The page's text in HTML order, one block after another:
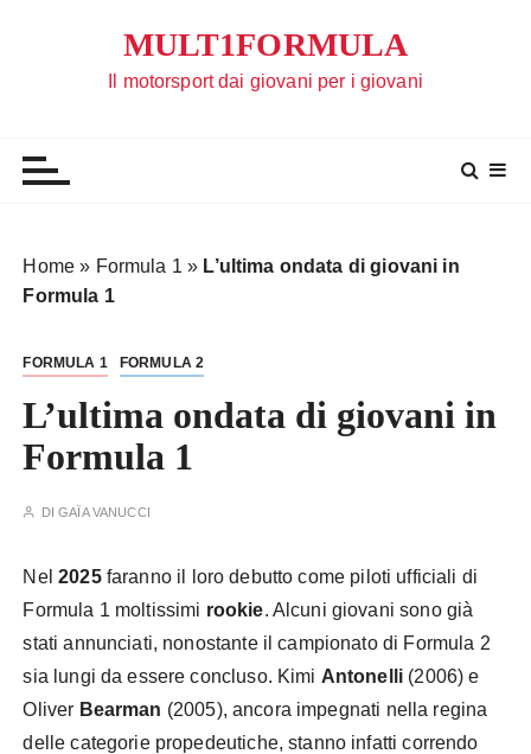
MULT1FORMULA
Il motorsport dai giovani per i giovani
Home » Formula 1 » L’ultima ondata di giovani in
Formula 1
FORMULA 1 FORMULA 2
L’ultima ondata di giovani in
Formula 1
DIGAÏA VANUCCI
Nel2025faranno il loro debutto come piloti ufficiali di
Formula 1 moltissimi rookie. Alcuni giovani sono già
stati annunciati, nonostante il campionato di Formula 2
sia lungi da essere concluso. Kimi Antonelli (2006) e
Oliver Bearman (2005), ancora impegnati nella regina
delle categorie propedeutiche, stanno infatti correndo